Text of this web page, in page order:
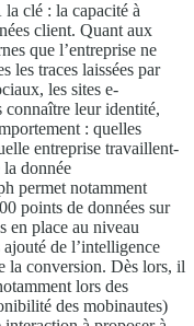
clé : la capacité à
client. Quant aux
que l’entreprise ne
les traces laissées par
les sites e-
leur identité,
: quelles
entreprise travaillent-
donnée
permet notamment
points de données sur
en place au niveau
de l’intelligence
la conversion. Dès lors, il
lors des
des mobinautes)